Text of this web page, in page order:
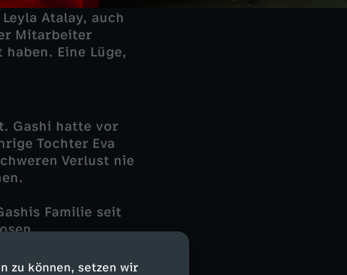
zu können, setzen wir
Atalay, auch
Mitarbeiter
Eine Lüge,
Gashi hatte vor
Tochter Eva
Verlust nie
Familie seit
ins Spiel: Klaus